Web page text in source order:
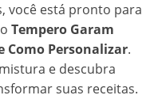
você está pronto para
Tempero Garam
Como Personalizar.
e descubra
suas receitas.